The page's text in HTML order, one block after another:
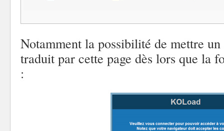
Notamment la possibilité de mettre
traduit par cette page dès lors que la
: